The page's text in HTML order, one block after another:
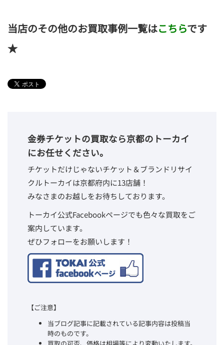
当店のその他のお買取事例一覧はこちらです
★
金券チケットの買取なら京都のトーカイ
にお任せください。
チケットだけじゃないチケット＆ブランドリサイ
クルトーカイは京都府内に13店舗！
みなさまのお越しをお待ちしております。
トーカイ公式Facebookページでも色々な買取をご
案内しています。
ぜひフォローをお願いします！
【ご注意】
当ブログ記事に記載されている記事内容は投稿当
時のものです。